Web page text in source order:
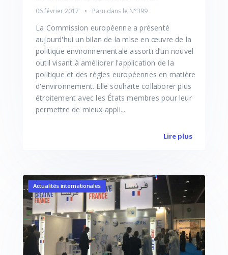
06 février 2017 Paru dans le N°399
La Commission européenne a présenté
aujourd'hui un bilan de la mise en œuvre de la
politique environnementale assorti d’un nouvel
outil visant à améliorer l'application de la
politique et des règles européennes en matière
d'environnement. Elle souhaite collaborer plus
étroitement avec les États membres pour leur
permettre de mieux appli...
Lire plus
Actualités internationales